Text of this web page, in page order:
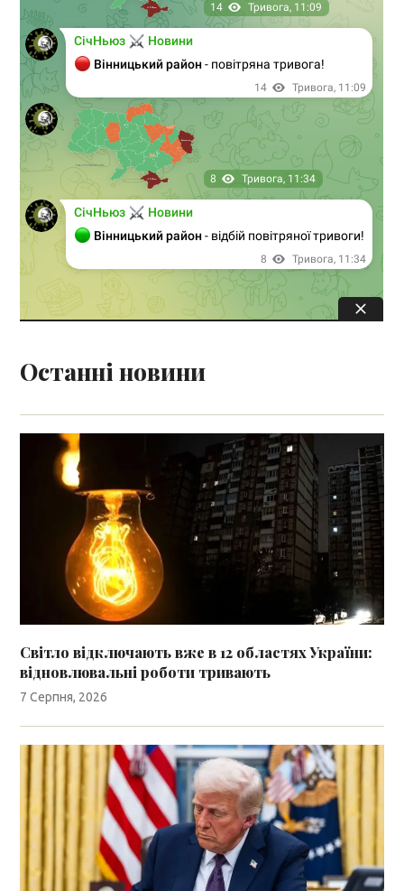
Останні новини
Світло відключають вже в 12 областях України:
відновлювальні роботи тривають
7 Серпня, 2026